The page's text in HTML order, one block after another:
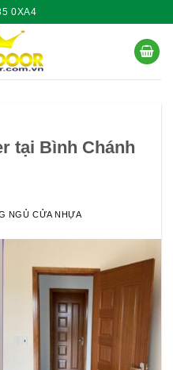
0XA4
tại Bình Chánh
NGỦ CỬA NHỰA